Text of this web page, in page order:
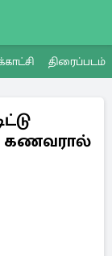
திரைப்படம்
கணவரால்